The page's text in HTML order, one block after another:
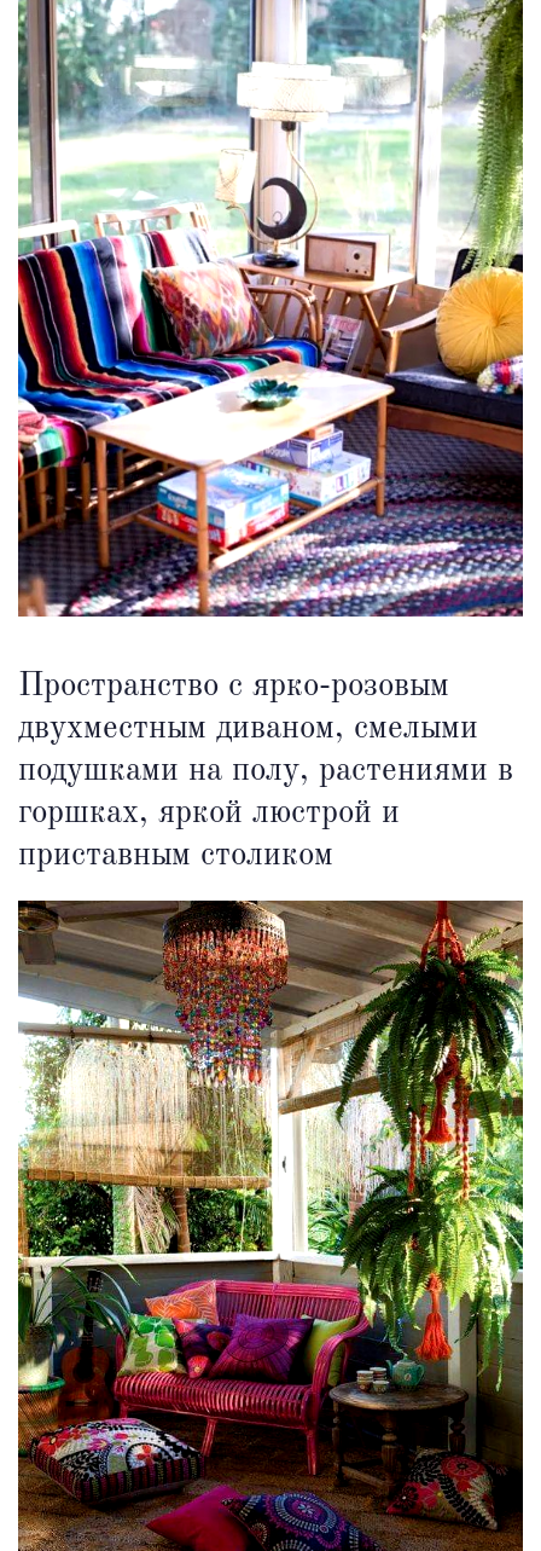
Пространство с ярко-розовым
двухместным диваном, смелыми
подушками на полу, растениями в
горшках, яркой люстрой и
приставным столиком